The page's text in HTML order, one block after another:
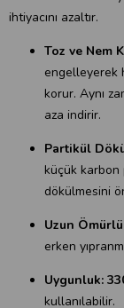
ihtiyacını azaltır.
Toz ve Nem
engelleyerek
korur. Aynı
aza indirir.
Partikül
küçük karbon
dökülmesini
Uzun
erken
Uygunluk:
kullanılabilir.